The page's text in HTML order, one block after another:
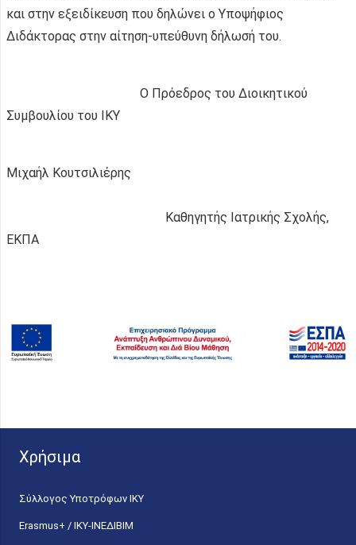
και στην εξειδίκευση που δηλώνει ο Υποψήφιος
Διδάκτορας στην αίτηση-υπεύθυνη δήλωσή του.
Ο Πρόεδρος του Διοικητικού
Συμβουλίου του ΙΚΥ
Μιχαήλ Κουτσιλιέρης
Καθηγητής Ιατρικής Σχολής,
ΕΚΠΑ
Χρήσιμα
Σύλλογος Υποτρόφων ΙΚΥ
Erasmus+ / ΙΚΥ-ΙΝΕΔΙΒΙΜ